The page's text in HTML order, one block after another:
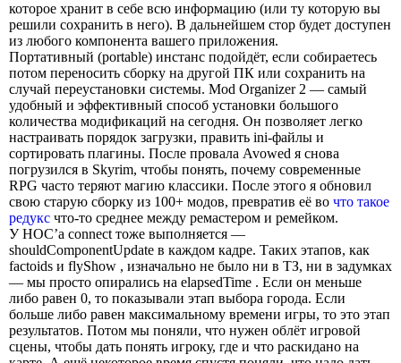
которое хранит в себе всю информацию (или ту которую вы
решили сохранить в него). В дальнейшем стор будет доступен
из любого компонента вашего приложения.
Портативный (portable) инстанс подойдёт, если собираетесь
потом переносить сборку на другой ПК или сохранить на
случай переустановки системы. Mod Organizer 2 — самый
удобный и эффективный способ установки большого
количества модификаций на сегодня. Он позволяет легко
настраивать порядок загрузки, править ini-файлы и
сортировать плагины. После провала Avowed я снова
погрузился в Skyrim, чтобы понять, почему современные
RPG часто теряют магию классики. После этого я обновил
свою старую сборку из 100+ модов, превратив её во что такое
редукс что-то среднее между ремастером и ремейком.
У HOC’a connect тоже выполняется —
shouldComponentUpdate в каждом кадре. Таких этапов, как
factoids и flyShow , изначально не было ни в ТЗ, ни в задумках
— мы просто опирались на elapsedTime . Если он меньше
либо равен 0, то показывали этап выбора города. Если
больше либо равен максимальному времени игры, то это этап
результатов. Потом мы поняли, что нужен облёт игровой
сцены, чтобы дать понять игроку, где и что раскидано на